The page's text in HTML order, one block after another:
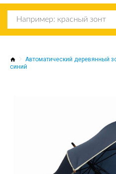
Автоматический деревянный
синий